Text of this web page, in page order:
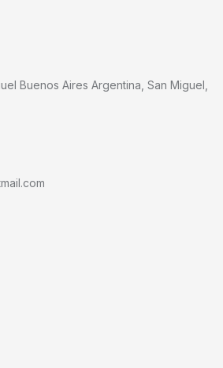
Buenos Aires Argentina, San Miguel,